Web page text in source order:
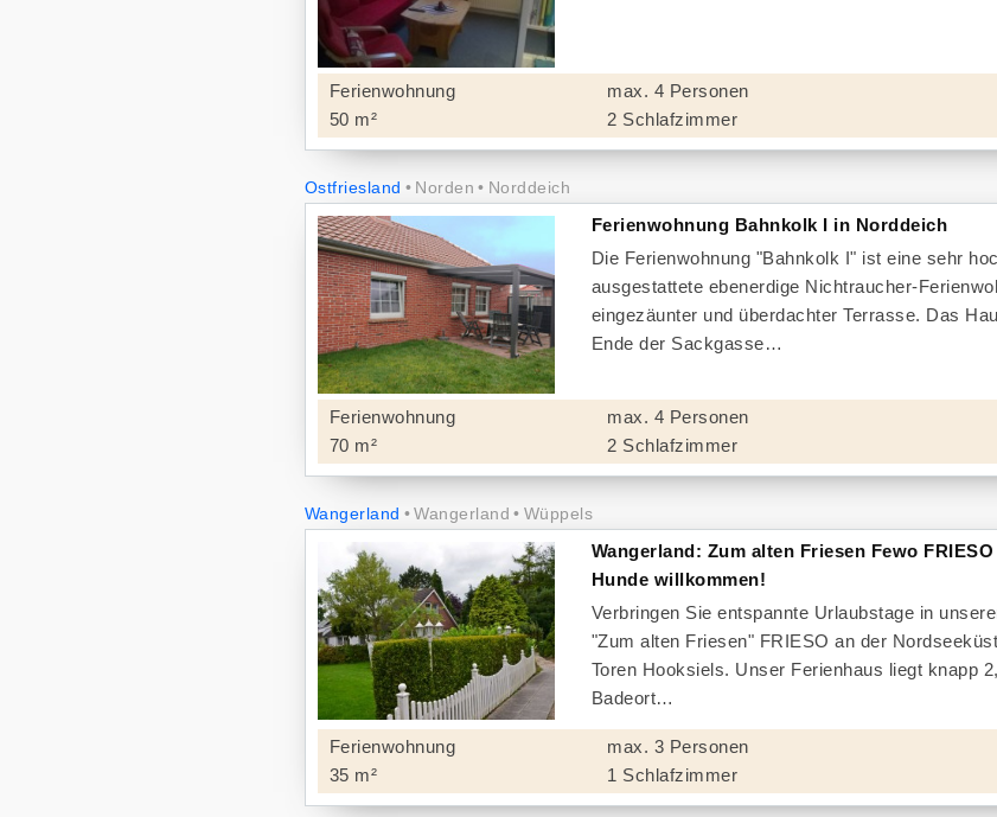
Ferienwohnung
50 m²
max. 4 Personen
2 Schlafzimmer
Ostfriesland Norden Norddeich
Ferienwohnung Bahnkolk I in Norddeich
Die Ferienwohnung "Bahnkolk I" ist eine sehr
ausgestattete ebenerdige Nichtraucher-
eingezäunter und überdachter Terrasse. Das
Ende der Sackgasse
Ferienwohnung
70 m²
max. 4 Personen
2 Schlafzimmer
Wangerland Wangerland Wüppels
Wangerland: Zum alten Friesen Fewo
Hunde willkommen!
Verbringen Sie entspannte Urlaubstage in
"Zum alten Friesen" FRIESO an der
Toren Hooksiels. Unser Ferienhaus liegt knapp
Badeort
Ferienwohnung
35 m²
max. 3 Personen
1 Schlafzimmer